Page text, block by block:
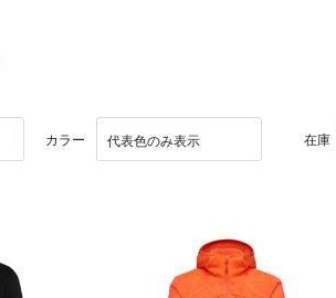
カラー 在庫